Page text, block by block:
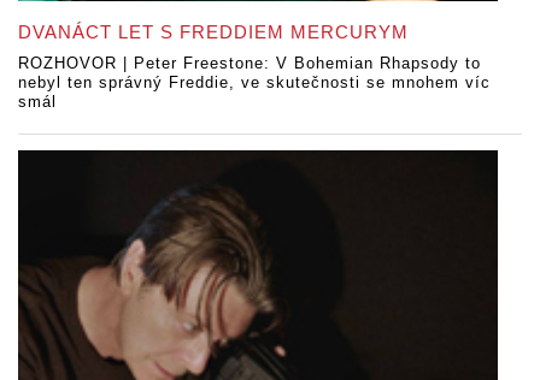
DVANÁCT LET S FREDDIEM MERCURYM
ROZHOVOR | Peter Freestone: V Bohemian Rhapsody to
nebyl ten správný Freddie, ve skutečnosti se mnohem víc
smál